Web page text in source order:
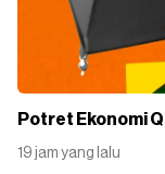
Potret Ekonomi
19 jam yang lalu